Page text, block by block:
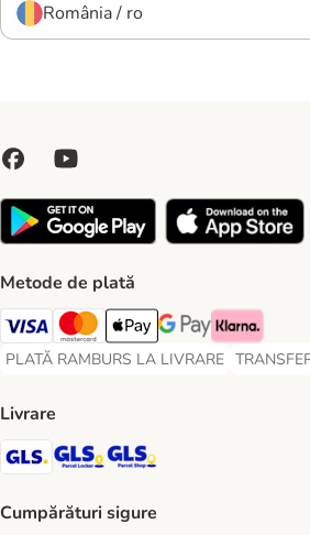
România / ro
Metode de plată
Visa Payment Method
Master Card Payment Method
Apple Pay Payment Method
Google Pay Payment
Klarna
PLATĂ RAMBURS LA LIVRARE
PLATĂ RAMBURS LA LIVRARE Payment
Livrare
GLS Shipping Method
GLS Locker Shipping Method
Cumpărături sigure